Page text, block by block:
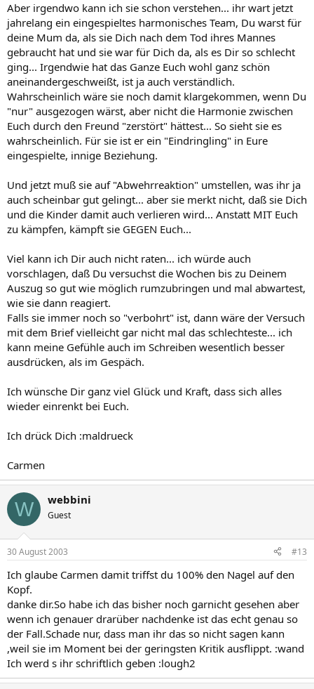
Aber irgendwo kann ich sie schon verstehen... ihr wart jetzt
jahrelang ein eingespieltes harmonisches Team, Du warst für
deine Mum da, als sie Dich nach dem Tod ihres Mannes
gebraucht hat und sie war für Dich da, als es Dir so schlecht
ging... Irgendwie hat das Ganze Euch wohl ganz schön
aneinandergeschweißt, ist ja auch verständlich.
Wahrscheinlich wäre sie noch damit klargekommen, wenn Du
"nur" ausgezogen wärst, aber nicht die Harmonie zwischen
Euch durch den Freund "zerstört" hättest... So sieht sie es
wahrscheinlich. Für sie ist er ein "Eindringling" in Eure
eingespielte, innige Beziehung.
Und jetzt muß sie auf "Abwehrreaktion" umstellen, was ihr ja
auch scheinbar gut gelingt... aber sie merkt nicht, daß sie Dich
und die Kinder damit auch verlieren wird... Anstatt MIT Euch
zu kämpfen, kämpft sie GEGEN Euch...
Viel kann ich Dir auch nicht raten... ich würde auch
vorschlagen, daß Du versuchst die Wochen bis zu Deinem
Auszug so gut wie möglich rumzubringen und mal abwartest,
wie sie dann reagiert.
Falls sie immer noch so "verbohrt" ist, dann wäre der Versuch
mit dem Brief vielleicht gar nicht mal das schlechteste... ich
kann meine Gefühle auch im Schreiben wesentlich besser
ausdrücken, als im Gespäch.
Ich wünsche Dir ganz viel Glück und Kraft, dass sich alles
wieder einrenkt bei Euch.
Ich drück Dich :maldrueck
Carmen
W webbini
Guest
30 August 2003 #13
Ich glaube Carmen damit triffst du 100% den Nagel auf den
Kopf.
danke dir.So habe ich das bisher noch garnicht gesehen aber
wenn ich genauer drarüber nachdenke ist das echt genau so
der Fall.Schade nur, dass man ihr das so nicht sagen kann
,weil sie im Moment bei der geringsten Kritik ausflippt. :wand
Ich werd s ihr schriftlich geben :lough2